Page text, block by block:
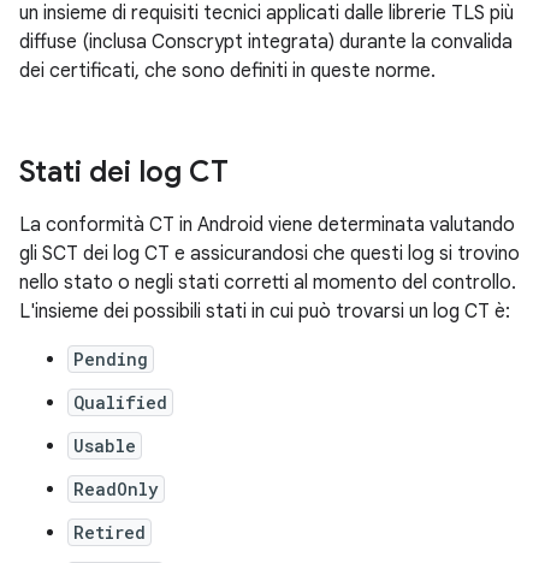
un insieme di requisiti tecnici applicati dalle librerie TLS più
diffuse (inclusa Conscrypt integrata) durante la convalida
dei certificati, che sono definiti in queste norme.
Stati dei log CT
La conformità CT in Android viene determinata valutando
gli SCT dei log CT e assicurandosi che questi log si trovino
nello stato o negli stati corretti al momento del controllo.
L'insieme dei possibili stati in cui può trovarsi un log CT è:
Pending
Qualified
Usable
ReadOnly
Retired